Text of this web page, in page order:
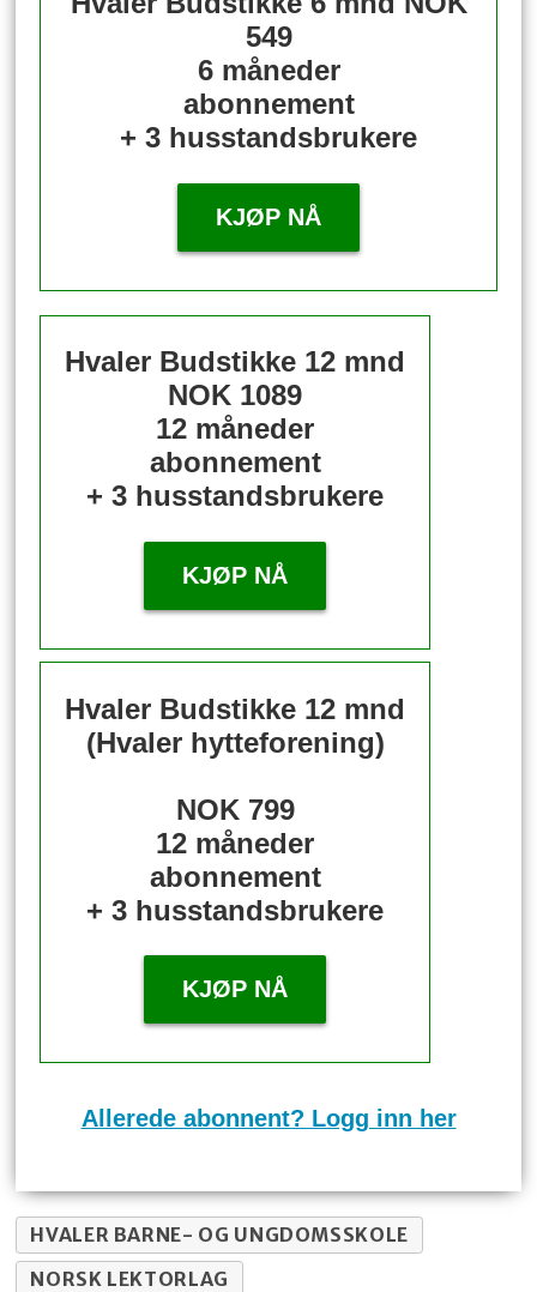
549
6 måneder
abonnement
+ 3 husstandsbrukere
KJØP NÅ
Hvaler Budstikke 12 mnd
NOK 1089
12 måneder
abonnement
+ 3 husstandsbrukere
KJØP NÅ
Hvaler Budstikke 12 mnd
(Hvaler hytteforening)
NOK 799
12 måneder
abonnement
+ 3 husstandsbrukere
KJØP NÅ
Allerede abonnent? Logg inn her
HVALER BARNE- OG UNGDOMSSKOLE
NORSK LEKTORLAG